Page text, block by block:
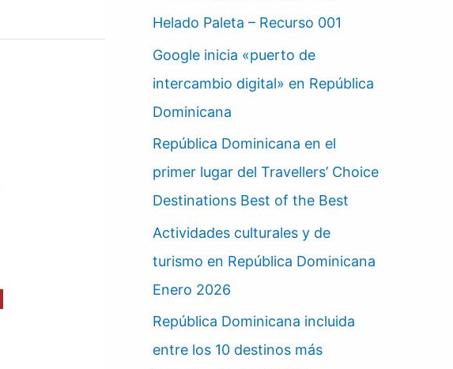
Helado Paleta – Recurso 001
Google inicia «puerto de
intercambio digital» en República
Dominicana
República Dominicana en el
primer lugar del Travellers’ Choice
Destinations Best of the Best
Actividades culturales y de
turismo en República Dominicana
Enero 2026
República Dominicana incluida
entre los 10 destinos más